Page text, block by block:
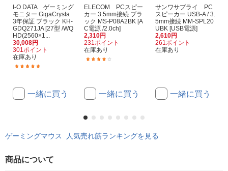
I-O DATA ゲーミング
モニター GigaCrysta
3年保証 ブラック KH-
GDQ271JA [27型 /WQ
HD(2560×1...
30,008円
301ポイント
在庫あり
一緒に買う
ELECOM PCスピー
カー 3.5mm接続 ブラ
ック MS-P08A2BK [A
C電源 /2.0ch]
2,310円
231ポイント
在庫あり
一緒に買う
サンワサプライ PC
スピーカー USB-A / 3.
5mm接続 MM-SPL20
UBK [USB電源]
2,610円
261ポイント
在庫あり
一緒に買う
ゲーミングマウス 人気売れ筋ランキングを見る
商品について